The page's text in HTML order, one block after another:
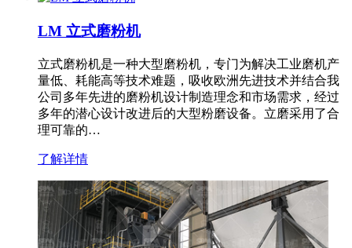
LM 立式磨粉机
立式磨粉机是一种大型磨粉机，专门为解决工业磨机产
量低、耗能高等技术难题，吸收欧洲先进技术并结合我
公司多年先进的磨粉机设计制造理念和市场需求，经过
多年的潜心设计改进后的大型粉磨设备。立磨采用了合
理可靠的…
了解详情